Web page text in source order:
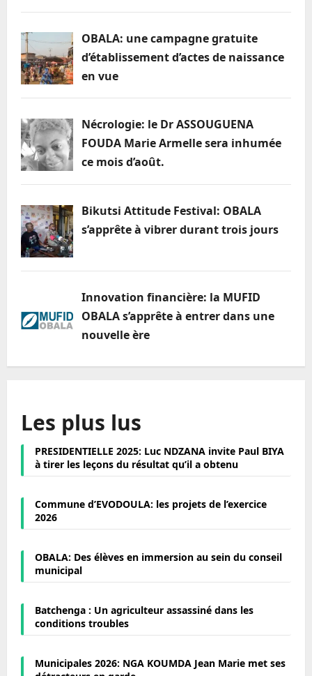
OBALA: une campagne gratuite
d’établissement d’actes de naissance
en vue
Nécrologie: le Dr ASSOUGUENA
FOUDA Marie Armelle sera inhumée
ce mois d’août.
Bikutsi Attitude Festival: OBALA
s’apprête à vibrer durant trois jours
Innovation financière: la MUFID
OBALA s’apprête à entrer dans une
nouvelle ère
Les plus lus
PRESIDENTIELLE 2025: Luc NDZANA invite Paul BIYA
à tirer les leçons du résultat qu’il a obtenu
Commune d’EVODOULA: les projets de l’exercice
2026
OBALA: Des élèves en immersion au sein du conseil
municipal
Batchenga : Un agriculteur assassiné dans les
conditions troubles
Municipales 2026: NGA KOUMDA Jean Marie met ses